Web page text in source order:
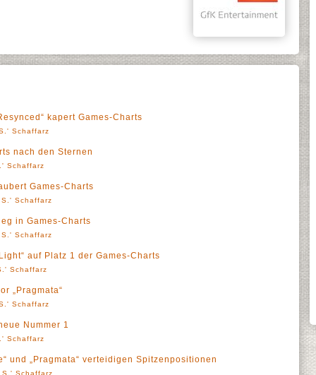
kapert Games-Charts
Schaffarz
nach den Sternen
Schaffarz
Games-Charts
S.' Schaffarz
in Games-Charts
S.' Schaffarz
auf Platz 1 der Games-Charts
Schaffarz
„Pragmata“
Schaffarz
Nummer 1
Schaffarz
und „Pragmata“ verteidigen Spitzenpositionen
S.' Schaffarz